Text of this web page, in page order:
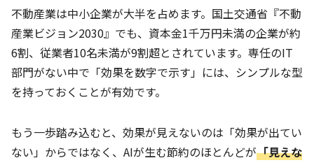
不動産業は中小企業が大半を占めます。国土交通省『不動
産業ビジョン2030』でも、資本金1千万円未満の企業が約
6割、従業者10名未満が9割超とされています。専任のIT
部門がない中で「効果を数字で示す」には、シンプルな型
を持っておくことが有効です。
もう一歩踏み込むと、効果が見えないのは「効果が出てい
ない」からではなく、AIが生む節約のほとんどが「見えな